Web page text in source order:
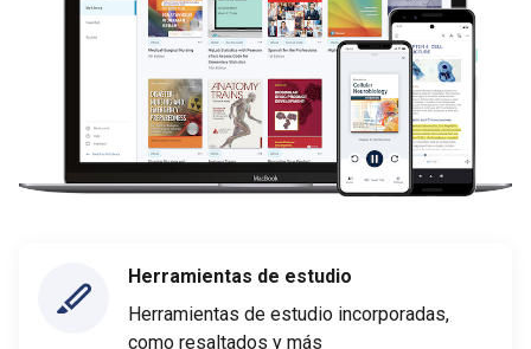
Herramientas de estudio
Herramientas de estudio incorporadas,
como resaltados y más